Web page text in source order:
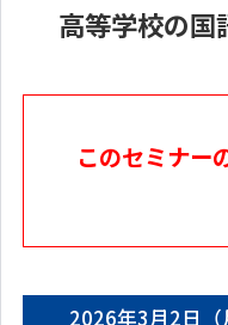
高等学校の国
このセミナー
2026年3月2日